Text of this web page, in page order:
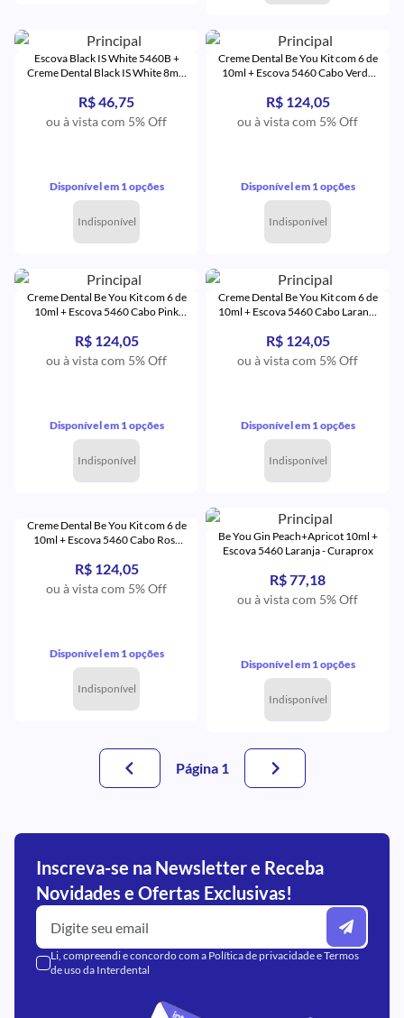
Escova Black IS White 5460B +
Creme Dental Black IS White 8ml -
R$ 46,75
ou à vista com 5% Off
Disponível em 1 opções
Indisponível
Creme Dental Be You Kit com 6 de
10ml + Escova 5460 Cabo Verde
R$ 124,05
ou à vista com 5% Off
Disponível em 1 opções
Indisponível
Creme Dental Be You Kit com 6 de
10ml + Escova 5460 Cabo Pink
R$ 124,05
ou à vista com 5% Off
Disponível em 1 opções
Indisponível
Creme Dental Be You Kit com 6 de
10ml + Escova 5460 Cabo Laranja
R$ 124,05
ou à vista com 5% Off
Disponível em 1 opções
Indisponível
Creme Dental Be You Kit com 6 de
10ml + Escova 5460 Cabo Rosa
R$ 124,05
ou à vista com 5% Off
Disponível em 1 opções
Indisponível
Be You Gin Peach+Apricot 10ml +
Escova 5460 Laranja - Curaprox
R$ 77,18
ou à vista com 5% Off
Disponível em 1 opções
Indisponível
Página 1
Inscreva-se na Newsletter e Receba
Novidades e Ofertas Exclusivas!
Li, compreendi e concordo com a Política de privacidadeeTermos
de usoda Interdental